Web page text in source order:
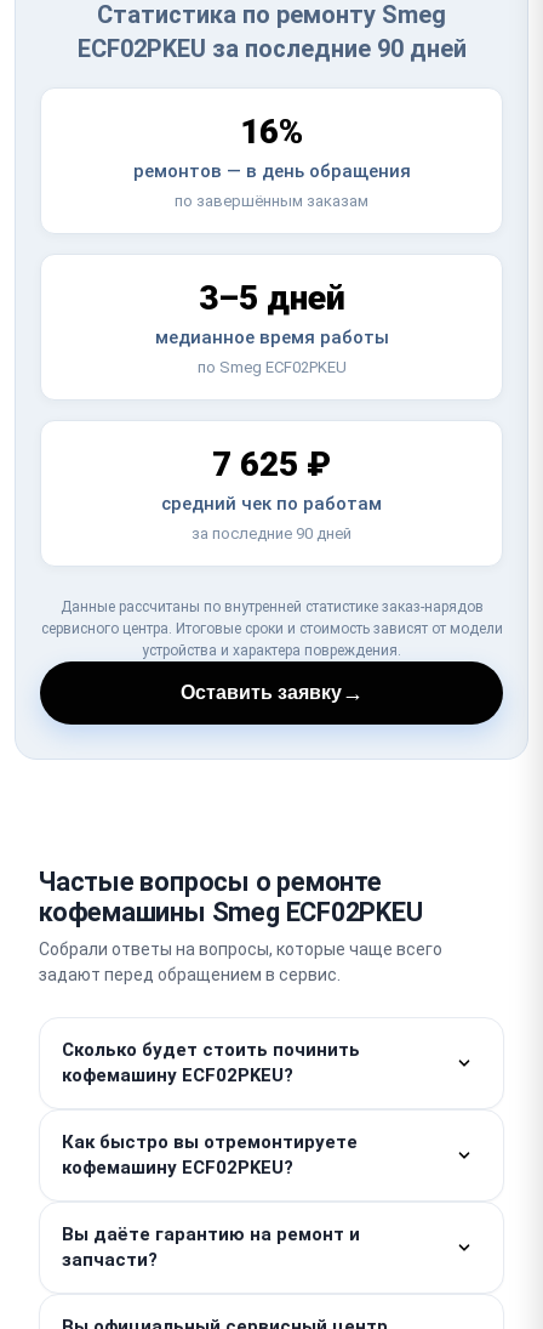
Статистика по ремонту Smeg
ECF02PKEU за последние 90 дней
16%
ремонтов — в день обращения
по завершённым заказам
3–5 дней
медианное время работы
по Smeg ECF02PKEU
7 625 ₽
средний чек по работам
за последние 90 дней
Данные рассчитаны по внутренней статистике заказ-нарядов
сервисного центра. Итоговые сроки и стоимость зависят от модели
устройства и характера повреждения.
Оставить заявку→
Частые вопросы о ремонте
кофемашины Smeg ECF02PKEU
Собрали ответы на вопросы, которые чаще всего
задают перед обращением в сервис.
Сколько будет стоить починить
кофемашину ECF02PKEU?
рассчитывается отдельно, поэтому итоговая цена
зависит от характера поломки конкретной
кофемашины. Точную сумму назовем после
проведения бесплатной диагностики, скрытых
доплат у нас нет.
Как быстро вы отремонтируете
кофемашину ECF02PKEU?
обращения, часто это занимает 1–2 часа. Срок
сложного платового ремонта кофемашины
составляет 3–5 дней.
Вы даёте гарантию на ремонт и
запчасти?